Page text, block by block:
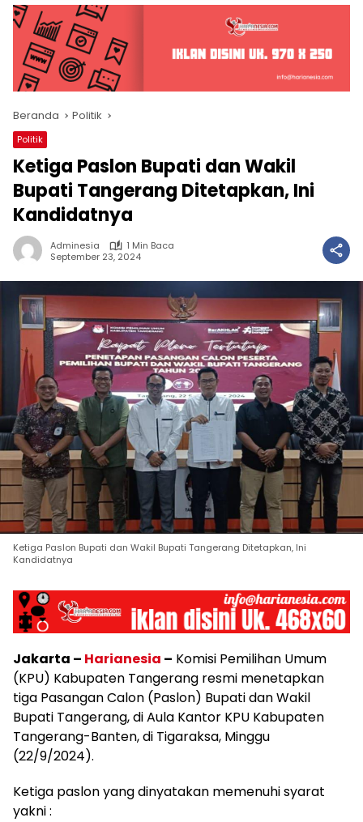
Beranda Politik
Politik
Ketiga Paslon Bupati dan Wakil
Bupati Tangerang Ditetapkan, Ini
Kandidatnya
Adminesia
1 Min Baca
September 23, 2024
Ketiga Paslon Bupati dan Wakil Bupati Tangerang Ditetapkan, Ini
Kandidatnya
Jakarta – Harianesia – Komisi Pemilihan Umum
(KPU) Kabupaten Tangerang resmi menetapkan
tiga Pasangan Calon (Paslon) Bupati dan Wakil
Bupati Tangerang, di Aula Kantor KPU Kabupaten
Tangerang-Banten, di Tigaraksa, Minggu
(22/9/2024).
Ketiga paslon yang dinyatakan memenuhi syarat
yakni :